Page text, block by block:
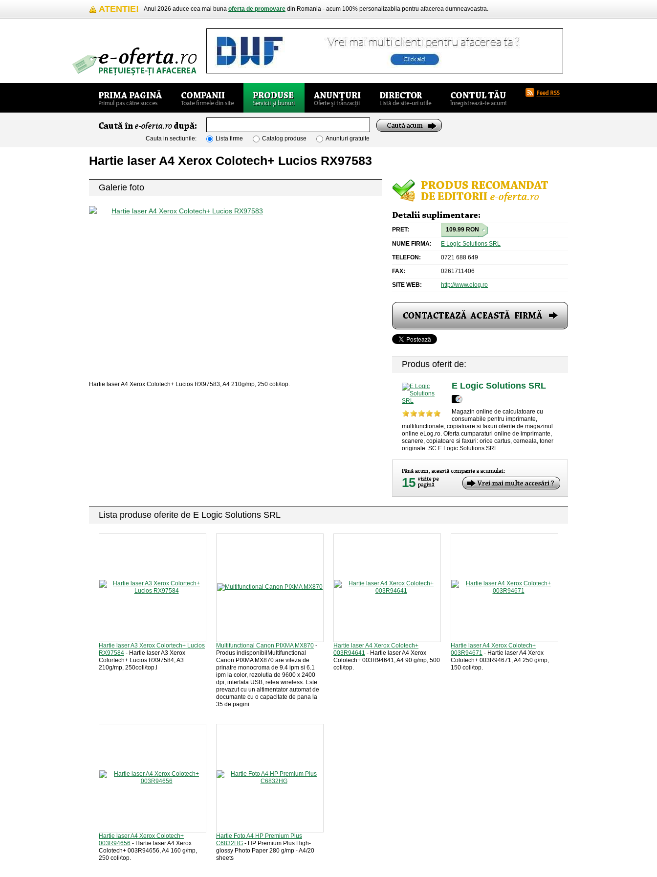
ATENTIE! Anul 2026 aduce cea mai buna oferta de promovare din Romania - acum 100% personalizabila pentru afacerea dumneavoastra.
Cauta in sectiunile: Lista firme Catalog produse Anunturi gratuite
Hartie laser A4 Xerox Colotech+ Lucios RX97583
Galerie foto
Hartie laser A4 Xerox Colotech+ Lucios RX97583, A4 210g/mp, 250 coli/top.
PRET: 109.99 RON
NUME FIRMA:
E Logic Solutions SRL
TELEFON:
0721 688 649
FAX:
0261711406
SITE WEB:
http://www.elog.ro
Produs oferit de:
E Logic Solutions SRL
Magazin online de calculatoare cu
consumabile pentru imprimante,
multifunctionale, copiatoare si faxuri oferite de magazinul
online eLog.ro. Oferta cumparaturi online de imprimante,
scanere, copiatoare si faxuri: orice cartus, cerneala, toner
originale. SC E Logic Solutions SRL
15
Lista produse oferite de E Logic Solutions SRL
Hartie laser A3 Xerox Colortech+ Lucios
RX97584 - Hartie laser A3 Xerox
Colortech+ Lucios RX97584, A3
210g/mp, 250coli/top.l
Multifunctional Canon PIXMA MX870 -
Produs indisponibilMultifunctional
Canon PIXMA MX870 are viteza de
prinatre monocroma de 9.4 ipm si 6.1
ipm la color, rezolutia de 9600 x 2400
dpi, interfata USB, retea wireless. Este
prevazut cu un altimentator automat de
documante cu o capacitate de pana la
35 de pagini
Hartie laser A4 Xerox Colotech+
003R94641 - Hartie laser A4 Xerox
Colotech+ 003R94641, A4 90 g/mp, 500
coli/top.
Hartie laser A4 Xerox Colotech+
003R94671 - Hartie laser A4 Xerox
Colotech+ 003R94671, A4 250 g/mp,
150 coli/top.
Hartie laser A4 Xerox Colotech+
003R94656 - Hartie laser A4 Xerox
Colotech+ 003R94656, A4 160 g/mp,
250 coli/top.
Hartie Foto A4 HP Premium Plus
C6832HG - HP Premium Plus High-
glossy Photo Paper 280 g/mp - A4/20
sheets